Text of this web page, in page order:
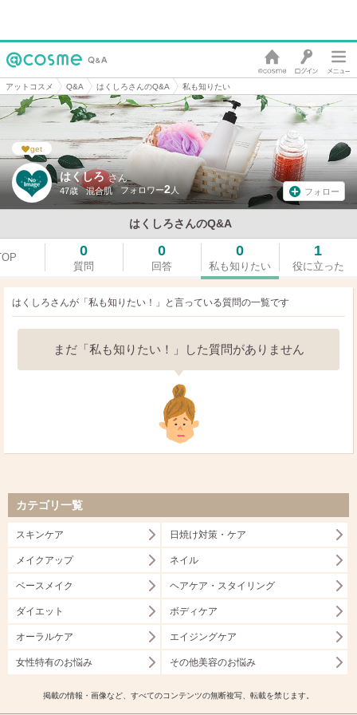
アットコスメ Q&A はくしろさんのQ&A 私も知りたい
はくしろ さん
47歳 混合肌 2 フォロー
はくしろさんのQ&A
get
0
質問
0
回答
0
私も知りたい
1
役に立った
はくしろさんが「私も知りたい！」と言っている質問の一覧です
まだ「私も知りたい！」した質問がありません
カテゴリ一覧
スキンケア 日焼け対策・ケア
メイクアップ ネイル
ベースメイク ヘアケア・スタイリング
ダイエット ボディケア
オーラルケア エイジングケア
女性特有のお悩み その他美容のお悩み
掲載の情報・画像など、すべてのコンテンツの無断複写、転載を禁じます。